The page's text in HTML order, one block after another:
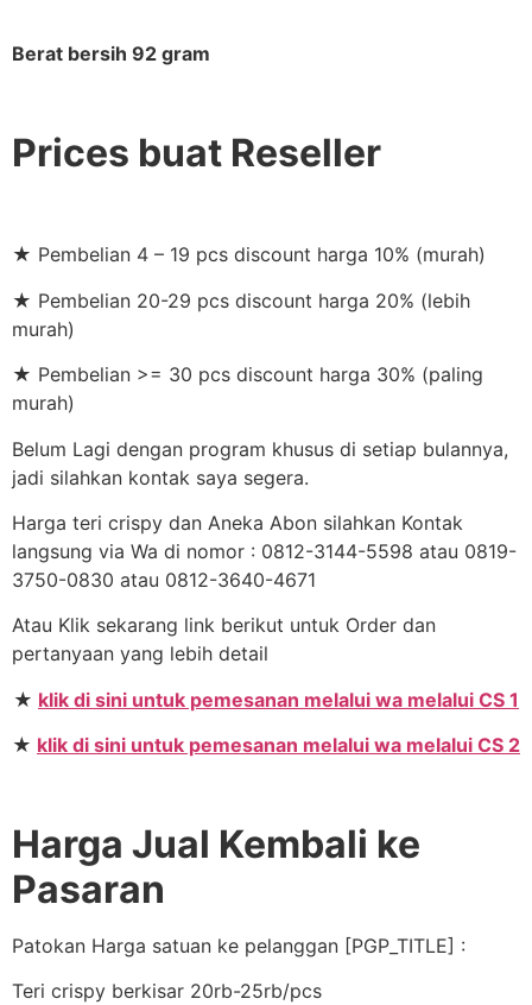
Berat bersih 92 gram
Prices buat Reseller
★ Pembelian 4 – 19 pcs discount harga 10% (murah)
★ Pembelian 20-29 pcs discount harga 20% (lebih
murah)
★ Pembelian >= 30 pcs discount harga 30% (paling
murah)
Belum Lagi dengan program khusus di setiap bulannya,
jadi silahkan kontak saya segera.
Harga teri crispy dan Aneka Abon silahkan Kontak
langsung via Wa di nomor : 0812-3144-5598 atau 0819-
3750-0830 atau 0812-3640-4671
Atau Klik sekarang link berikut untuk Order dan
pertanyaan yang lebih detail
★ klik di sini untuk pemesanan melalui wa melalui CS 1
★ klik di sini untuk pemesanan melalui wa melalui CS 2
Harga Jual Kembali ke
Pasaran
Patokan Harga satuan ke pelanggan [PGP_TITLE] :
Teri crispy berkisar 20rb-25rb/pcs